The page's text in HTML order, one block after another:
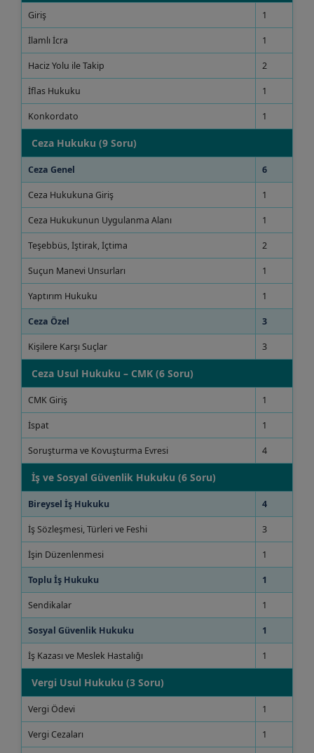
Giriş 1
İlamlı İcra 1
Haciz Yolu ile Takip 2
İflas Hukuku 1
Konkordato 1
Ceza Hukuku (9 Soru)
Ceza Genel 6
Ceza Hukukuna Giriş 1
Ceza Hukukunun Uygulanma Alanı 1
Teşebbüs, İştirak, İçtima 2
Suçun Manevi Unsurları 1
Yaptırım Hukuku 1
Ceza Özel 3
Kişilere Karşı Suçlar 3
Ceza Usul Hukuku – CMK (6 Soru)
CMK Giriş 1
İspat 1
Soruşturma ve Kovuşturma Evresi 4
İş ve Sosyal Güvenlik Hukuku (6 Soru)
Bireysel İş Hukuku 4
İş Sözleşmesi, Türleri ve Feshi 3
İşin Düzenlenmesi 1
Toplu İş Hukuku 1
Sendikalar 1
Sosyal Güvenlik Hukuku 1
İş Kazası ve Meslek Hastalığı 1
Vergi Usul Hukuku (3 Soru)
Vergi Ödevi 1
Vergi Cezaları 1